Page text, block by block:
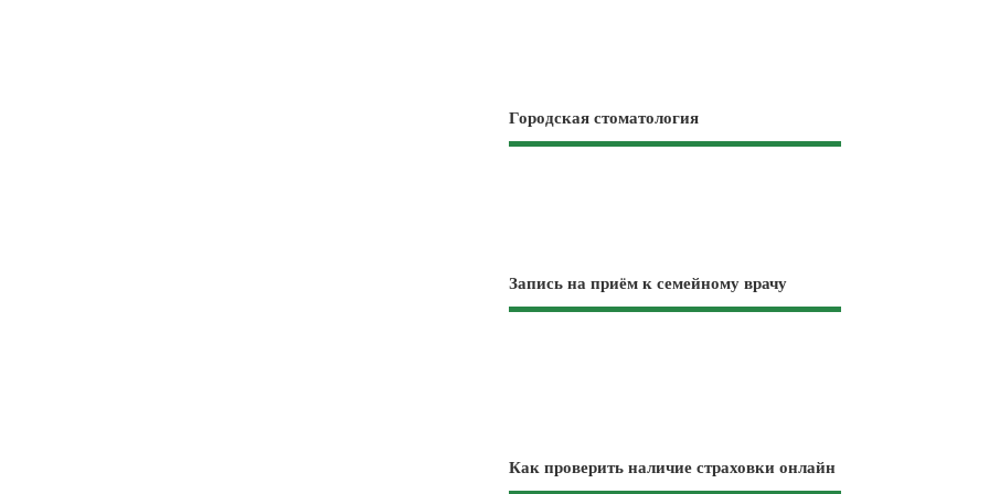
Городская стоматология
Запись на приём к семейному врачу
Как проверить наличие страховки онлайн